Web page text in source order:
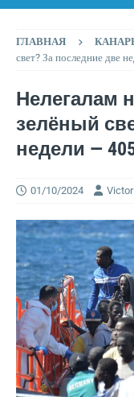
ГЛАВНАЯ
свет? За последние две
Нелегалам
зелёный
недели —
01/10/2024